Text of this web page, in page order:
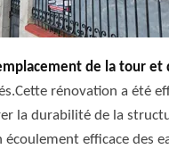
de la tour et
rénovation a été
la durabilité de la
écoulement efficace des